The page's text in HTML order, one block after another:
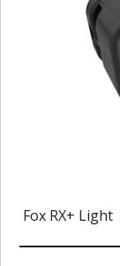
Fox RX+ Light